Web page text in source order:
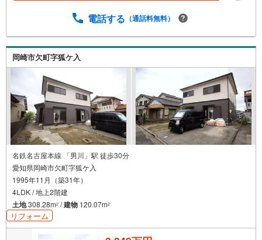
電話する （通話料無料）
岡崎市欠町字狐ケ入
名鉄名古屋本線 「男川」駅 徒歩30分
愛知県岡崎市欠町字狐ケ入
1995年11月（築31年）
4LDK / 地上2階建
土地308.28m2 /建物 120.07m2
リフォーム